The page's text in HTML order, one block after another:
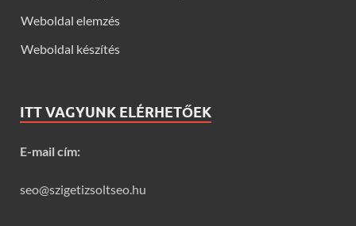
Weboldal elemzés
Weboldal készítés
ITT VAGYUNK ELÉRHETŐEK
E-mail cím:
seo@szigetizsoltseo.hu